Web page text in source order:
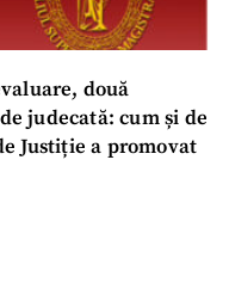
două
judecată: cum și de
Justiție a promovat